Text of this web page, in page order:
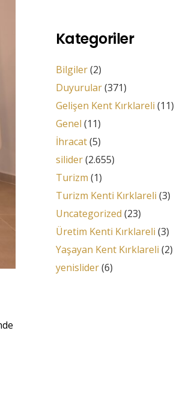
Kategoriler
Bilgiler(2)
Duyurular(371)
Gelişen Kent Kırklareli (11)
Genel (11)
İhracat(5)
silider(2.655)
Turizm (1)
Turizm Kenti Kırklareli (3)
Uncategorized (23)
Üretim Kenti Kırklareli (3)
Yaşayan Kent Kırklareli (2)
yenislider(6)